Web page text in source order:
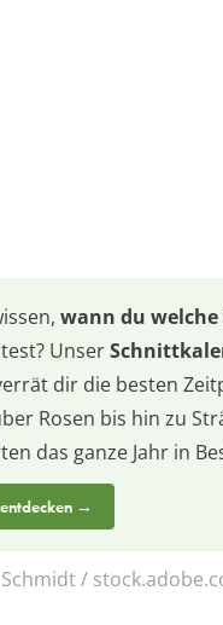
wann du welche
Unser
dir die besten
Rosen bis hin zu
das ganze Jahr in
→
/